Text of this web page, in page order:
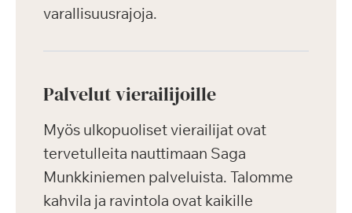
varallisuusrajoja.
Palvelut vierailijoille
Myös ulkopuoliset vierailijat ovat
tervetulleita nauttimaan Saga
Munkkiniemen palveluista. Talomme
kahvila ja ravintola ovat kaikille